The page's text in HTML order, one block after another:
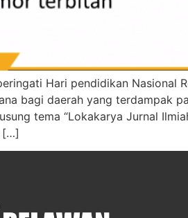
Hari pendidikan Nasional
bagi daerah yang terdampak
tema “Lokakarya Jurnal
[…]